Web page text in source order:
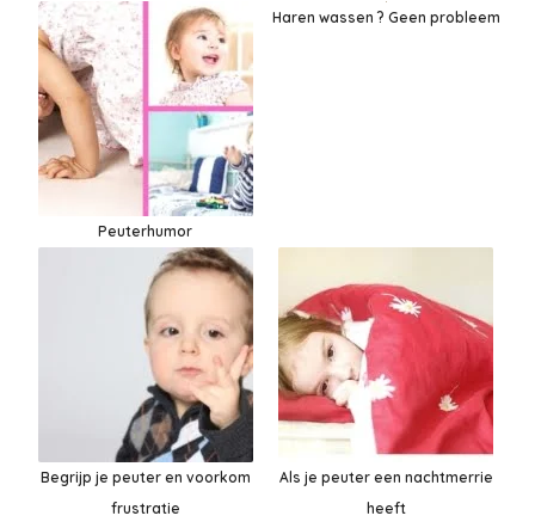
Peuterhumor
Haren wassen ? Geen probleem
Begrijp je peuter en voorkom
frustratie
Als je peuter een nachtmerrie
heeft